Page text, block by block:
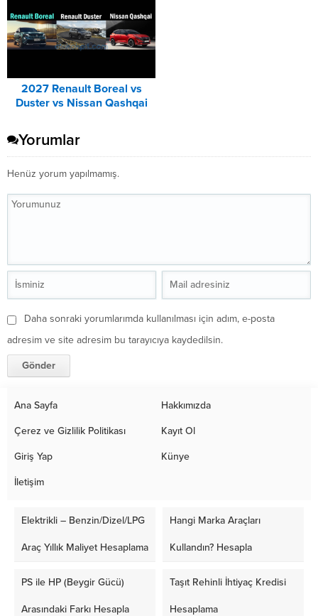
2027 Renault Boreal vs
Duster vs Nissan Qashqai
Yorumlar
Henüz yorum yapılmamış.
Daha sonraki yorumlarımda kullanılması için adım, e-posta
adresim ve site adresim bu tarayıcıya kaydedilsin.
Ana Sayfa Hakkımızda
Çerez ve Gizlilik Politikası Kayıt Ol
Giriş Yap Künye
İletişim
Elektrikli – Benzin/Dizel/LPG
Araç Yıllık Maliyet Hesaplama
Hangi Marka Araçları
Kullandın? Hesapla
PS ile HP (Beygir Gücü)
Arasındaki Farkı Hesapla
Taşıt Rehinli İhtiyaç Kredisi
Hesaplama